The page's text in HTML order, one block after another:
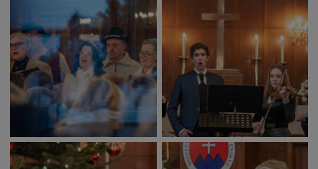
Rady a tipy
Benefícia
Deti a rodina
Dobrovoľníctvo
Benefícia
Duchovný život
EkoMesto